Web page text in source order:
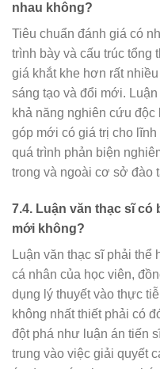
nhau không?
Tiêu chuẩn đánh giá có
trình bày và cấu trúc
giá khắt khe hơn rất
sáng tạo và đổi mới.
khả năng nghiên cứu
góp mới có giá trị cho
quá trình phản biện
trong và ngoài cơ sở đào
7.4. Luận văn thạc sĩ
mới không?
Luận văn thạc sĩ phải
cá nhân của học viên,
dụng lý thuyết vào thực
không nhất thiết phải có
đột phá như luận án tiến
trung vào việc giải quyết